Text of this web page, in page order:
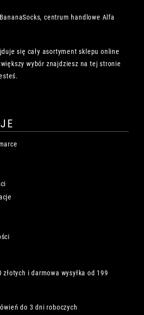
centrum handlowe Alfa
się cały asortyment sklepu online
wybór znajdziesz na tej stronie
złotych i darmowa wysyłka od 199
do 3 dni roboczych